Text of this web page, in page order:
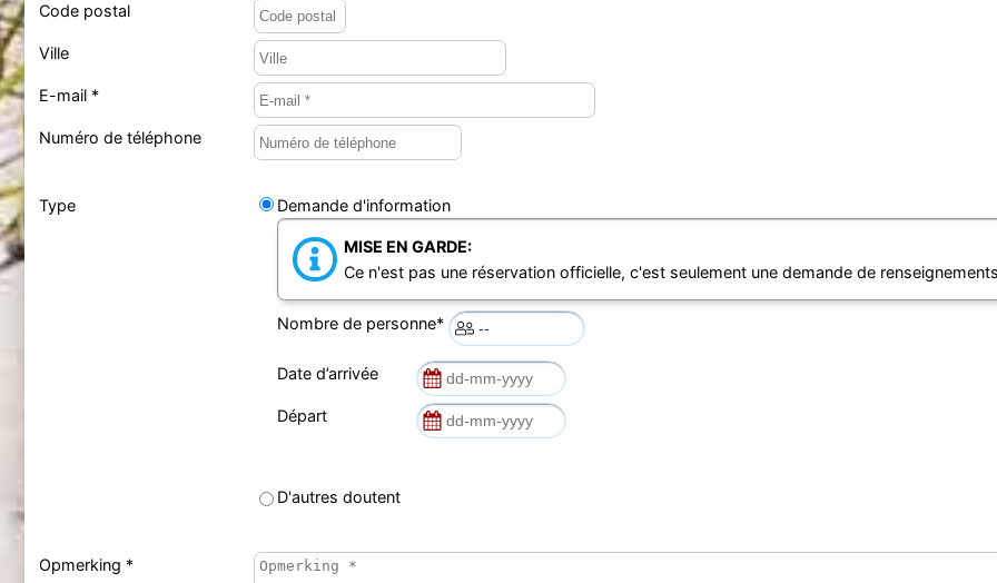
Code postal
Ville
E-mail *
Numéro de téléphone
Type Demande d'information
MISE EN GARDE:
Ce n'est pas une réservation officielle, c'est seulement une demande de
Nombre de personne*
Date d’arrivée
Départ
D'autres doutent
Opmerking *